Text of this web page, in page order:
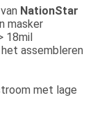
NationStar
masker
18mil
assembleren
met lage